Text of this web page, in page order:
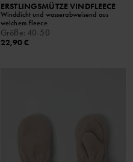
ERSTLINGSMÜTZE VINDFLEECE
Winddicht und wasserabweisend aus
weichem Fleece
Größe: 40-50
22,90 €